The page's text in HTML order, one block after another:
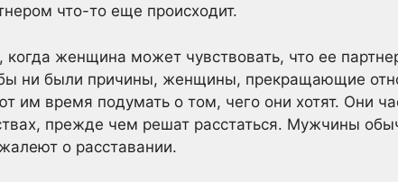
что-то еще происходит.
женщина может чувствовать, что ее
ни были причины, женщины, прекращающие
им время подумать о том, чего они хотят. Они
прежде чем решат расстаться. Мужчины
о расставании.